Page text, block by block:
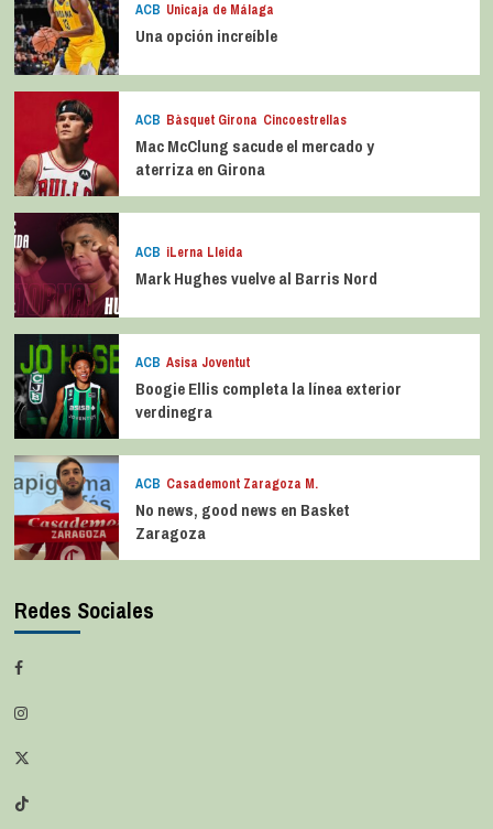
ACB Unicaja de Málaga
Una opción increíble
ACB Bàsquet Girona Cincoestrellas
Mac McClung sacude el mercado y
aterriza en Girona
ACB iLerna Lleida
Mark Hughes vuelve al Barris Nord
ACB Asisa Joventut
Boogie Ellis completa la línea exterior
verdinegra
ACB Casademont Zaragoza M.
No news, good news en Basket
Zaragoza
Redes Sociales